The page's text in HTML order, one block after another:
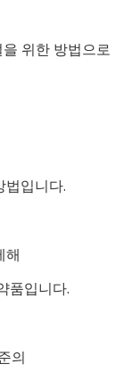
위한 방법으로
법입니다.
해
품입니다.
의